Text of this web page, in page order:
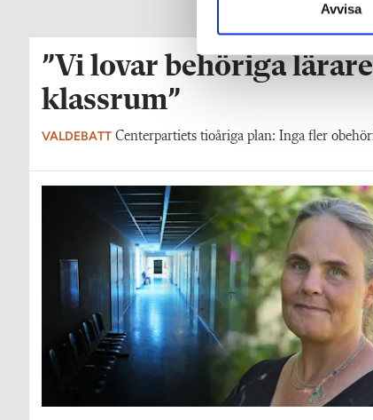
s
v
Avvisa
”Vi lovar behöriga
klassrum”
VALDEBATT Centerpartiets tioåriga plan: Inga fler